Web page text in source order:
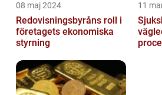
08 maj 2024
Redovisningsbyråns roll i
företagets ekonomiska
styrning
11